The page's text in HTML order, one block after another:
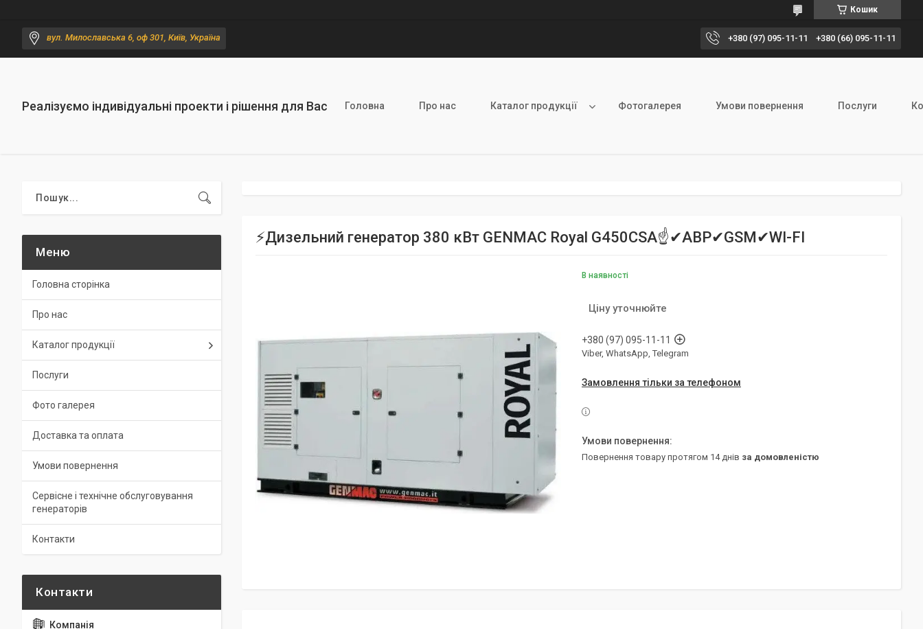
Кошик
вул. Милославська 6, оф 301, Київ, Україна +380 (97) 095-11-11 +380 (66) 095-11-11
Реалізуємо індивідуальні проекти і рішення для Вас Головна Про нас Каталог продукції Фотогалерея Умови повернення Послуги
⚡️Дизельний генератор 380 кВт GENMAC Royal G450CSA☝✔АВР✔GSM✔WI-FI
В наявності
Ціну уточнюйте
+380 (97) 095-11-11
Viber, WhatsApp, Telegram
Замовлення тільки за телефоном
повернення товару протягом 14 днів за домовленістю
Головна сторінка
Про нас
Каталог продукції
Послуги
Фото галерея
Доставка та оплата
Умови повернення
Сервісне і технічне обслуговування
генераторів
Контакти